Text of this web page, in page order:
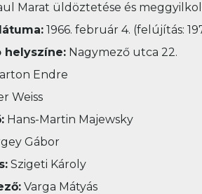
Marat üldöztetése és
1966. február 4. (felújítás:
helyszíne: Nagymező utca 22.
Endre
Weiss
Hans-Martin Majewsky
Gábor
Szigeti Károly
Varga Mátyás